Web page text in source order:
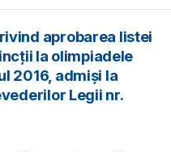
aprobarea listei
la olimpiadele
2016, admiși la
Legii nr.